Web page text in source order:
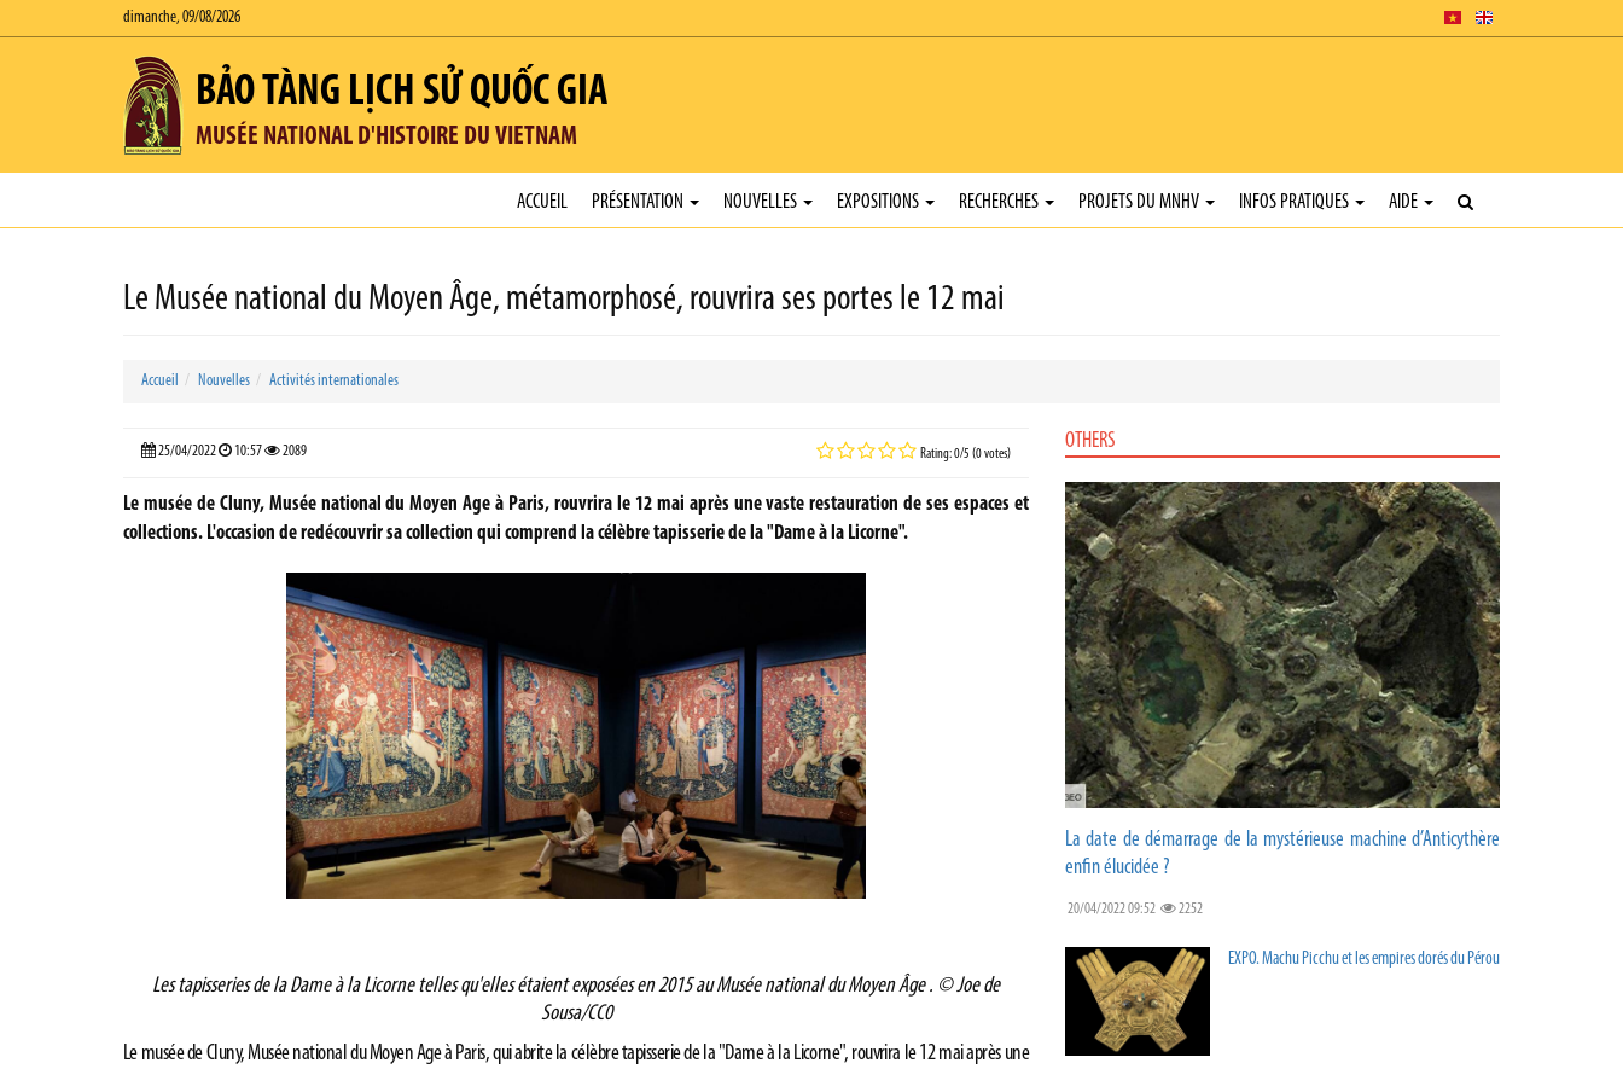
dimanche, 09/08/2026
BẢO TÀNG LỊCH SỬ QUỐC GIA
MUSÉE NATIONAL D'HISTOIRE DU VIETNAM
ACCUEIL PRÉSENTATION NOUVELLES EXPOSITIONS RECHERCHES PROJETS DU MNHV INFOS PRATIQUES AIDE
Le Musée national du Moyen Âge, métamorphosé, rouvrira ses portes le 12 mai
Accueil Nouvelles Activités internationales
25/04/2022 10:57 2089 Rating: 0/5 (0 votes)
Le musée de Cluny, Musée national du Moyen Age à Paris, rouvrira le 12 mai après une vaste restauration de ses espaces et
collections. L'occasion de redécouvrir sa collection qui comprend la célèbre tapisserie de la "Dame à la Licorne".
Les tapisseries de la Dame à la Licorne telles qu'elles étaient exposées en 2015 au Musée national du Moyen Âge . © Joe de
Sousa/CC0
Le musée de Cluny, Musée national du Moyen Age à Paris, qui abrite la célèbre tapisserie de la "Dame à la Licorne", rouvrira le 12 mai après une
OTHERS
La date de démarrage de la mystérieuse machine d’Anticythère
enfin élucidée ?
20/04/2022 09:52 2252
EXPO. Machu Picchu et les empires dorés du Pérou